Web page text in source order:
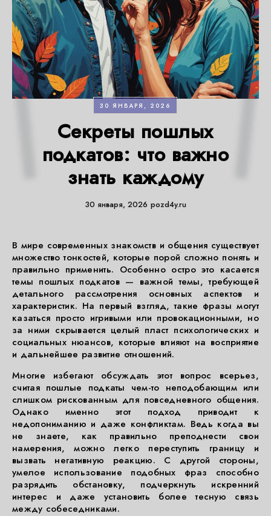
30 ЯНВАРЯ, 2026
Секреты пошлых
подкатов: что важно
знать каждому
30 января, 2026 pozd4y.ru
В мире современных знакомств и общения существует
множество тонкостей, которые порой сложно понять и
правильно применить. Особенно остро это касается
темы пошлых подкатов — важной темы, требующей
детального рассмотрения основных аспектов и
характеристик. На первый взгляд, такие фразы могут
казаться просто игривыми или провокационными, но
за ними скрывается целый пласт психологических и
социальных нюансов, которые влияют на восприятие
и дальнейшее развитие отношений.
Многие избегают обсуждать этот вопрос всерьез,
считая пошлые подкаты чем-то неподобающим или
слишком рискованным для повседневного общения.
Однако именно этот подход приводит к
недопониманию и даже конфликтам. Ведь когда вы
не знаете, как правильно преподнести свои
намерения, можно легко переступить границу и
вызвать негативную реакцию. С другой стороны,
умелое использование подобных фраз способно
разрядить обстановку, подчеркнуть искренний
интерес и даже установить более тесную связь
между собеседниками.